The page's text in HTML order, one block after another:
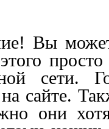
Вы
сети.
сайте.
они